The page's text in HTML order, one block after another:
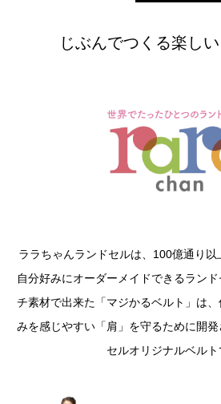
じぶんでつくる楽し
ララちゃんランドセルは、100億通り以
自分好みにオーダーメイドできるラン
チ素材で出来た「マジかるベルト」は
みを感じやすい「肩」を守るために開
セルオリジナルベルト